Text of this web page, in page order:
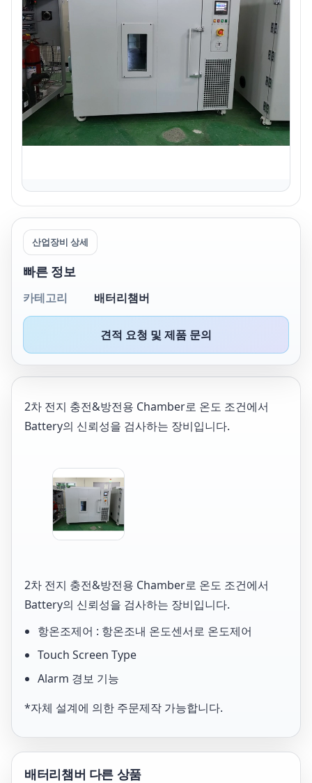
산업장비 상세
빠른 정보
카테고리 배터리챔버
견적 요청 및 제품 문의
2차 전지 충전&방전용 Chamber로 온도 조건에서
Battery의 신뢰성을 검사하는 장비입니다.
2차 전지 충전&방전용 Chamber로 온도 조건에서
Battery의 신뢰성을 검사하는 장비입니다.
항온조제어 : 항온조내 온도센서로 온도제어
Touch Screen Type
Alarm 경보 기능
*자체 설계에 의한 주문제작 가능합니다.
배터리챔버 다른 상품